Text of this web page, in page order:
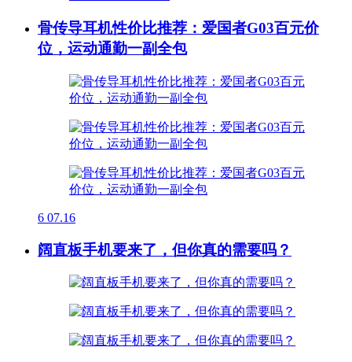
骨传导耳机性价比推荐：爱国者G03百元价
位，运动通勤一副全包
6 07.16
阔直板手机要来了，但你真的需要吗？